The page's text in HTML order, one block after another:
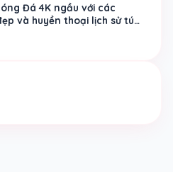
Đá 4K ngầu với các
và huyền thoại lịch sử túc